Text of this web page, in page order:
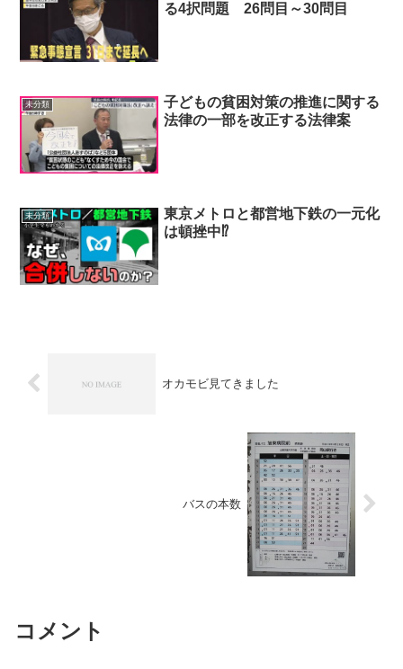
る4択問題 26問目～30問目
未分類
子どもの貧困対策の推進に関する
法律の一部を改正する法律案
未分類
東京メトロと都営地下鉄の一元化
は頓挫中⁉
オカモビ見てきました
バスの本数
コメント